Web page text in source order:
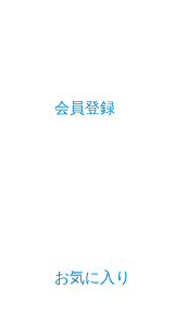
会員登録
お気に入り